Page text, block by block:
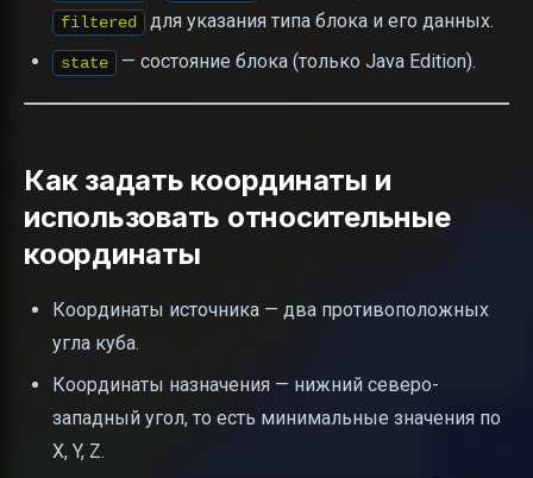
filtered для указания типа блока и его данных.
state — состояние блока (только Java Edition).
Как задать координаты и
использовать относительные
координаты
Координаты источника — два противоположных
угла куба.
Координаты назначения — нижний северо-
западный угол, то есть минимальные значения по
X, Y, Z.